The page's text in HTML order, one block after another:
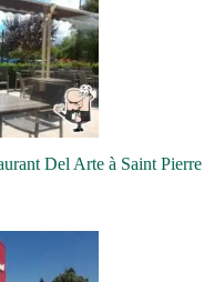
Del Arte à Saint